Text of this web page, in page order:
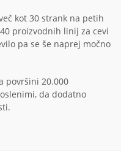
kot 30 strank na petih
proizvodnih linij za cevi
pa se še naprej močno
površini 20.000
da dodatno